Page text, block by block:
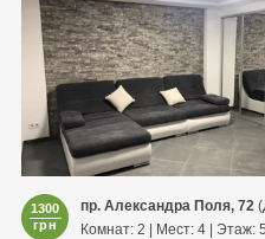
1300
грн
пр. Александра Поля, 72
Комнат: 2 | Мест: 4 | Этаж: 5